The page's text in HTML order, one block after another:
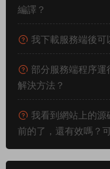
編譯？
我下載服務端後可
部分服務端程序運
解決方法？
我看到網站上的源
前的了，還有效嗎？